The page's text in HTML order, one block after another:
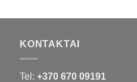
KONTAKTAI
Tel: +370 670 09191